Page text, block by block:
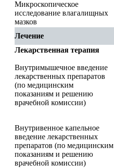
Микроскопическое
исследование влагалищных
мазков
Лечение
Лекарственная терапия
Внутримышечное введение
лекарственных препаратов
(по медицинским
показаниям и решению
врачебной комиссии)
Внутривенное капельное
введение лекарственных
препаратов (по медицинским
показаниям и решению
врачебной комиссии)